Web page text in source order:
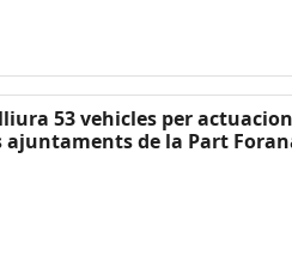
53 vehicles per
ajuntaments de la Part